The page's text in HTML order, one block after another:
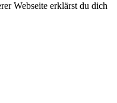
Webseite erklärst du dich